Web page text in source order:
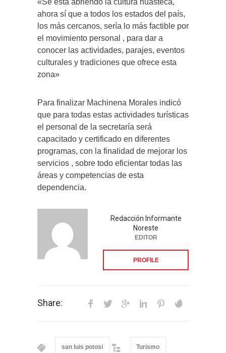
«Se está abriendo la cultura huasteca,
ahora sí que a todos los estados del país,
los más cercanos, sería lo más factible por
el movimiento personal , para dar a
conocer las actividades, parajes, eventos
culturales y tradiciones que ofrece esta
zona»
Para finalizar Machinena Morales indicó
que para todas estas actividades turísticas
el personal de la secretaría será
capacitado y certificado en diferentes
programas, con la finalidad de mejorar los
servicios , sobre todo eficientar todas las
áreas y competencias de esta
dependencia.
Redacción Informante
Noreste
EDITOR
PROFILE
Share:
san luis potosi Turismo